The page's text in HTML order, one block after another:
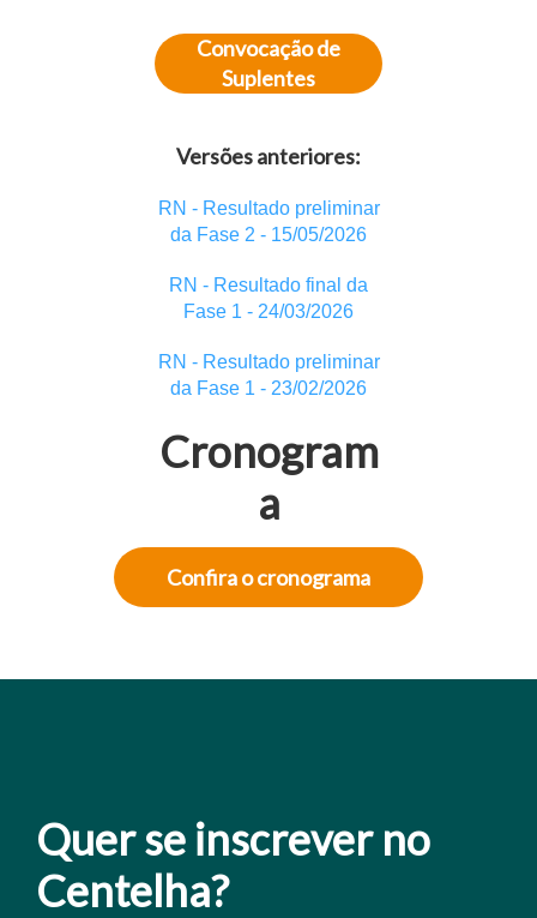
Convocação de
Suplentes
Versões anteriores:
RN - Resultado preliminar
da Fase 2 - 15/05/2026
RN - Resultado final da
Fase 1 - 24/03/2026
RN - Resultado preliminar
da Fase 1 - 23/02/2026
Cronogram
a
Confira o cronograma
Quer se inscrever no
Centelha?